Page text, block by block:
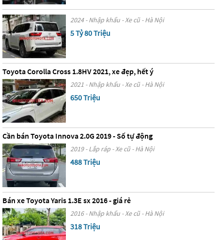
2024 - Nhập khẩu - Xe cũ - Hà Nội
5 Tỷ 80 Triệu
Toyota Corolla Cross 1.8HV 2021, xe đẹp, hết ý
2021 - Nhập khẩu - Xe cũ - Hà Nội
650 Triệu
Cần bán Toyota Innova 2.0G 2019 - Số tự động
2019 - Lắp ráp - Xe cũ - Hà Nội
488 Triệu
Bán xe Toyota Yaris 1.3E sx 2016 - giá rẻ
2016 - Nhập khẩu - Xe cũ - Hà Nội
318 Triệu